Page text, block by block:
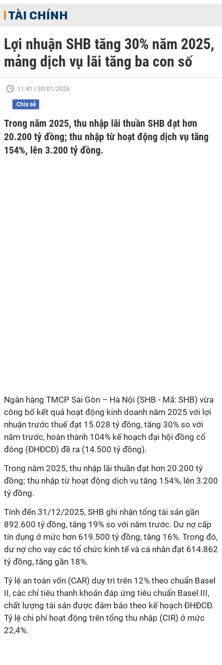
TÀI CHÍNH
Lợi nhuận SHB tăng 30% năm 2025,
mảng dịch vụ lãi tăng ba con số
11:41 | 30/01/2026
Chia sẻ
Trong năm 2025, thu nhập lãi thuần SHB đạt hơn
20.200 tỷ đồng; thu nhập từ hoạt động dịch vụ tăng
154%, lên 3.200 tỷ đồng.
Ngân hàng TMCP Sài Gòn – Hà Nội (SHB - Mã: SHB) vừa
công bố kết quả hoạt động kinh doanh năm 2025 với lợi
nhuận trước thuế đạt 15.028 tỷ đồng, tăng 30% so với
năm trước, hoàn thành 104% kế hoạch đại hội đồng cổ
đông (ĐHĐCĐ) đề ra (14.500 tỷ đồng).
Trong năm 2025, thu nhập lãi thuần đạt hơn 20.200 tỷ
đồng; thu nhập từ hoạt động dịch vụ tăng 154%, lên 3.200
tỷ đồng.
Tính đến 31/12/2025, SHB ghi nhận tổng tài sản gần
892.600 tỷ đồng, tăng 19% so với năm trước. Dư nợ cấp
tín dụng ở mức hơn 619.500 tỷ đồng, tăng 16%. Trong đó,
dư nợ cho vay các tổ chức kinh tế và cá nhân đạt 614.862
tỷ đồng, tăng gần 18%.
Tỷ lệ an toàn vốn (CAR) duy trì trên 12% theo chuẩn Basel
II, các chỉ tiêu thanh khoản đáp ứng tiêu chuẩn Basel III,
chất lượng tài sản được đảm bảo theo kế hoạch ĐHĐCĐ.
Tỷ lệ chi phí hoạt động trên tổng thu nhập (CIR) ở mức
22,4%.